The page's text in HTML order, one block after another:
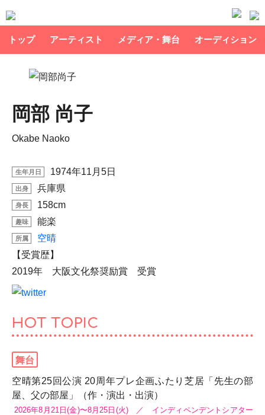
トップ アーティスト メディア・舞台 オーディション
岡部 尚子
Okabe Naoko
生年月日 1974年11月5日
出身 兵庫県
身長 158cm
趣味 能楽
所属
空晴
【受賞歴】
2019年 大阪文化祭奨励賞 受賞
HOT TOPIC
舞台
空晴第25回公演 20周年プレ企画ふたり芝居「先生の部
屋、父の部屋」（作・演出・出演）
2026年8月21日(金)〜8月25日(火) ／ インディペンデントシアター